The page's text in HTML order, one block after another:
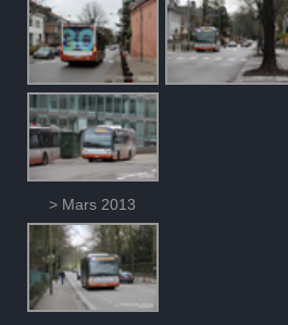
> Mars 2013